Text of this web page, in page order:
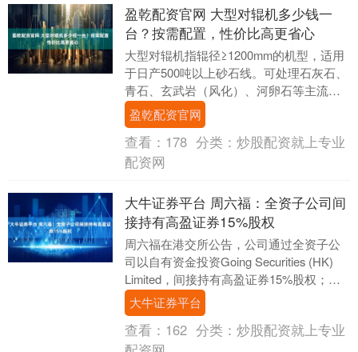
盈乾配资官网 大型对辊机多少钱一
台？按需配置，性价比高更省心
大型对辊机指辊径≥1200mm的机型，适用
于日产500吨以上砂石线。可处理石灰石、
青石、玄武岩（风化）、河卵石等主流物
料。根据原料硬度与产能需求，可选配不
同辊面....
盈乾配资官网
查看： 178 分类： 炒股配资就上专业
配资网
大牛证券平台 周六福：全资子公司间
接持有高盈证券15%股权
周六福在港交所公告，公司通过全资子公
司以自有资金投资Going Securities (HK)
Limited，间接持有高盈证券15%股权；同
时，威富通科技有限....
大牛证券平台
查看： 162 分类： 炒股配资就上专业